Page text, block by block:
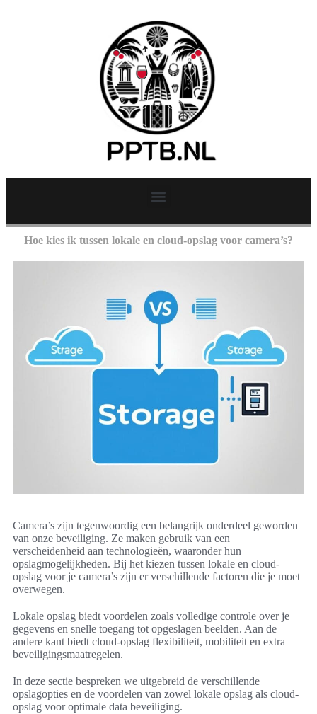
Hoe kies ik tussen lokale en cloud-opslag voor camera’s?
Camera’s zijn tegenwoordig een belangrijk onderdeel geworden
van onze beveiliging. Ze maken gebruik van een
verscheidenheid aan technologieën, waaronder hun
opslagmogelijkheden. Bij het kiezen tussen lokale en cloud-
opslag voor je camera’s zijn er verschillende factoren die je moet
overwegen.
Lokale opslag biedt voordelen zoals volledige controle over je
gegevens en snelle toegang tot opgeslagen beelden. Aan de
andere kant biedt cloud-opslag flexibiliteit, mobiliteit en extra
beveiligingsmaatregelen.
In deze sectie bespreken we uitgebreid de verschillende
opslagopties en de voordelen van zowel lokale opslag als cloud-
opslag voor optimale data beveiliging.